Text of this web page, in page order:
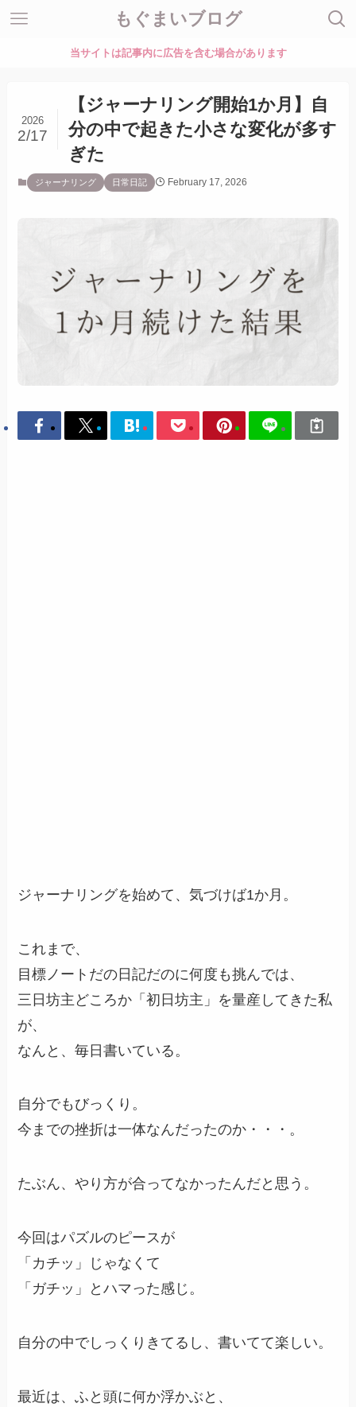
もぐまいブログ
当サイトは記事内に広告を含む場合があります
【ジャーナリング開始1か月】自
分の中で起きた小さな変化が多す
ぎた
2026
2/17
ジャーナリング 日常日記 February 17, 2026
ジャーナリングを始めて、気づけば1か月。
これまで、
目標ノートだの日記だのに何度も挑んでは、
三日坊主どころか「初日坊主」を量産してきた私
が、
なんと、毎日書いている。
自分でもびっくり。
今までの挫折は一体なんだったのか・・・。
たぶん、やり方が合ってなかったんだと思う。
今回はパズルのピースが
「カチッ」じゃなくて
「ガチッ」とハマった感じ。
自分の中でしっくりきてるし、書いてて楽しい。
最近は、ふと頭に何か浮かぶと、